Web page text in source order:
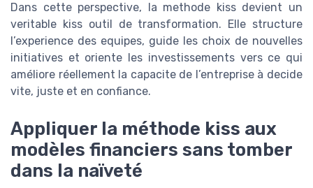
Dans cette perspective, la methode kiss devient un
veritable kiss outil de transformation. Elle structure
l’experience des equipes, guide les choix de nouvelles
initiatives et oriente les investissements vers ce qui
améliore réellement la capacite de l’entreprise à decide
vite, juste et en confiance.
Appliquer la méthode kiss aux
modèles financiers sans tomber
dans la naïveté